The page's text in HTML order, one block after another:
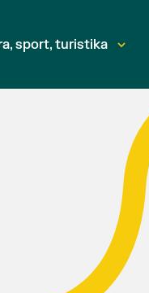
sport, turistika